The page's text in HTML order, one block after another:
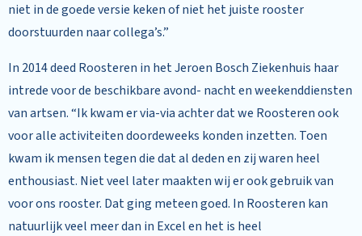
niet in de goede versie keken of niet het juiste rooster
doorstuurden naar collega’s.”
In 2014 deed Roosteren in het Jeroen Bosch Ziekenhuis haar
intrede voor de beschikbare avond- nacht en weekenddiensten
van artsen. “Ik kwam er via-via achter dat we Roosteren ook
voor alle activiteiten doordeweeks konden inzetten. Toen
kwam ik mensen tegen die dat al deden en zij waren heel
enthousiast. Niet veel later maakten wij er ook gebruik van
voor ons rooster. Dat ging meteen goed. In Roosteren kan
natuurlijk veel meer dan in Excel en het is heel